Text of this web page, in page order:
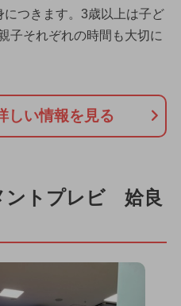
つきます。3歳以上は子ど
子それぞれの時間も大切に
しい情報を見る
ントプレビ 姶良